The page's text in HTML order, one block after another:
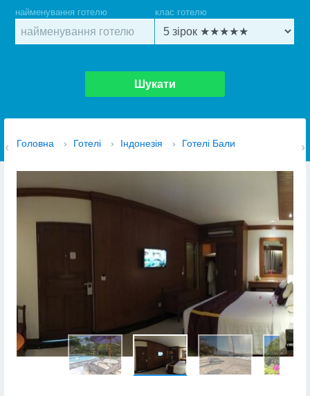
найменування готелю клас готелю
Шукати
Головна › Готелі › Індонезія › Готелі Бали